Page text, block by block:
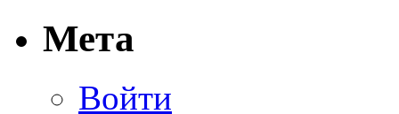
Мета
Войти